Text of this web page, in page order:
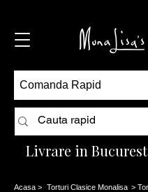
Comanda Rapid
Livrare in
Acasa > Torturi Clasice Monalisa >